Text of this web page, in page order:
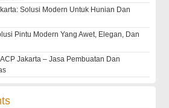
Solusi Modern Untuk Hunian Dan
Pintu Modern Yang Awet, Elegan, Dan
Jakarta – Jasa Pembuatan Dan